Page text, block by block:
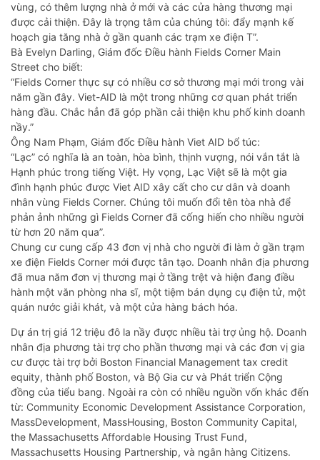
vùng, có thêm lượng nhà ở mới và các cửa hàng thương mại
được cải thiện. Đây là trọng tâm của chúng tôi: đẩy mạnh kế
hoạch gia tăng nhà ở gần quanh các trạm xe điện T”.
Bà Evelyn Darling, Giám đốc Điều hành Fields Corner Main
Street cho biết:
“Fields Corner thực sự có nhiều cơ sở thương mại mới trong vài
năm gần đây. Viet-AID là một trong những cơ quan phát triển
hàng đầu. Chắc hẳn đã góp phần cải thiện khu phố kinh doanh
nầy.”
Ông Nam Phạm, Giám đốc Điều hành Viet AID bổ túc:
“Lạc” có nghĩa là an toàn, hòa bình, thịnh vượng, nói vắn tắt là
Hạnh phúc trong tiếng Việt. Hy vọng, Lạc Việt sẽ là một gia
đình hạnh phúc được Viet AID xây cất cho cư dân và doanh
nhân vùng Fields Corner. Chúng tôi muốn đổi tên tòa nhà để
phản ảnh những gì Fields Corner đã cống hiến cho nhiều người
từ hơn 20 năm qua”.
Chung cư cung cấp 43 đơn vị nhà cho người đi làm ở gần trạm
xe điện Fields Corner mới được tân tạo. Doanh nhân địa phương
đã mua năm đơn vị thương mại ở tầng trệt và hiện đang điều
hành một văn phòng nha sĩ, một tiệm bán dụng cụ điện tử, một
quán nước giải khát, và một cửa hàng bách hóa.
Dự án trị giá 12 triệu đô la nầy được nhiều tài trợ ủng hộ. Doanh
nhân địa phương tài trợ cho phần thương mại và các đơn vị gia
cư được tài trợ bởi Boston Financial Management tax credit
equity, thành phố Boston, và Bộ Gia cư và Phát triển Cộng
đồng của tiểu bang. Ngoài ra còn có nhiều nguồn vốn khác đến
từ: Community Economic Development Assistance Corporation,
MassDevelopment, MassHousing, Boston Community Capital,
the Massachusetts Affordable Housing Trust Fund,
Massachusetts Housing Partnership, và ngân hàng Citizens.